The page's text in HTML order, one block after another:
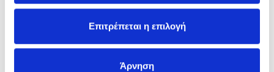
Επιτρέπεται η επιλογή
Άρνηση